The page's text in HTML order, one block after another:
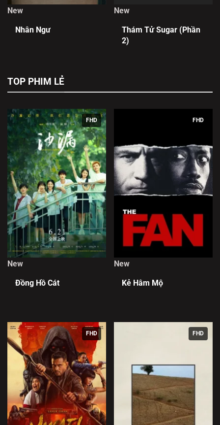
New
Nhân Ngư
New
Thám Tử Sugar (Phần
2)
TOP PHIM LẺ
FHD
New
Đồng Hồ Cát
FHD
New
Kẻ Hâm Mộ
FHD FHD